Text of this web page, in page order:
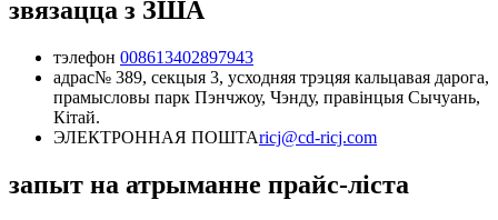
звязацца з ЗША
тэлефон 008613402897943
адрас№ 389, секцыя 3, усходняя трэцяя кальцавая дарога,
прамысловы парк Пэнчжоу, Чэнду, правінцыя Сычуань,
Кітай.
ЭЛЕКТРОННАЯ ПОШТАricj@cd-ricj.com
запыт на атрыманне прайс-ліста